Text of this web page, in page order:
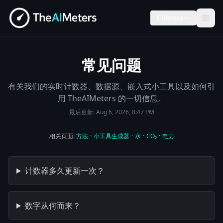
常见问题
有关我们的实时计数器、数据源、嵌入式小工具以及如何引
用 TheAIMeters 的一切信息。
最后更新:Aug 6, 2026, 8:47 PM
相关页面:方法 · 小工具生成器 · 水 · CO₂ · 电力
计数器多久更新一次？
数字从何而来？